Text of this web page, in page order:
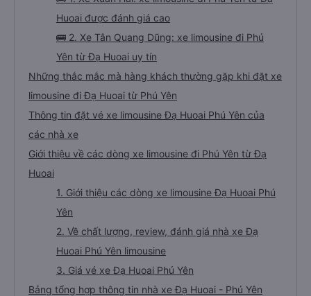
Huoai được đánh giá cao
🚌 2. Xe Tân Quang Dũng: xe limousine đi Phú
Yên từ Đạ Huoai uy tín
Những thắc mắc mà hàng khách thường gặp khi đặt xe
limousine đi Đạ Huoai từ Phú Yên
Thông tin đặt vé xe limousine Đạ Huoai Phú Yên của
các nhà xe
Giới thiệu về các dòng xe limousine đi Phú Yên từ Đạ
Huoai
1. Giới thiệu các dòng xe limousine Đạ Huoai Phú
Yên
2. Về chất lượng, review, đánh giá nhà xe Đạ
Huoai Phú Yên limousine
3. Giá vé xe Đạ Huoai Phú Yên
Bảng tổng hợp thông tin nhà xe Đạ Huoai - Phú Yên